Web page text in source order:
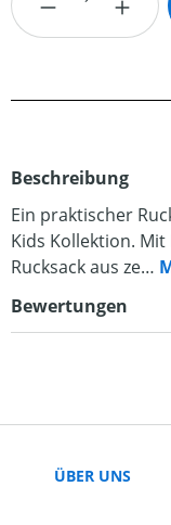
Beschreibung
Ein praktischer
Kids Kollektion.
Rucksack aus ze…
Bewertungen
ÜBER UNS